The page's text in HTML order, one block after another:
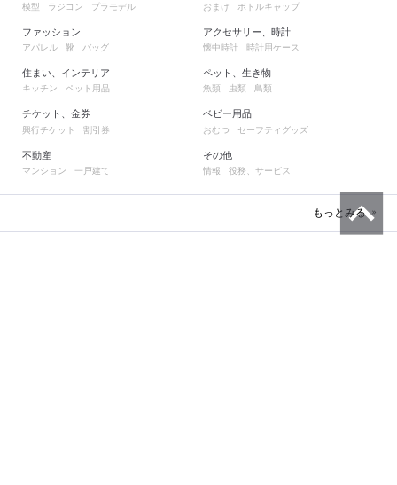
模型 ラジコン プラモデル
ファッション
アパレル 靴 バッグ
住まい、インテリア
キッチン ペット用品
チケット、金券
興行チケット 割引券
不動産
マンション 一戸建て
おまけ ボトルキャップ
アクセサリー、時計
懐中時計 時計用ケース
ペット、生き物
魚類 虫類 鳥類
ベビー用品
おむつ セーフティグッズ
その他
情報 役務、サービス
もっとみる